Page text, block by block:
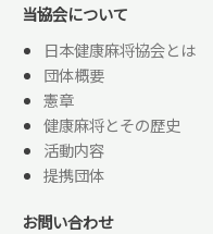
当協会について
日本健康麻将協会とは
団体概要
憲章
健康麻将とその歴史
活動内容
提携団体
お問い合わせ